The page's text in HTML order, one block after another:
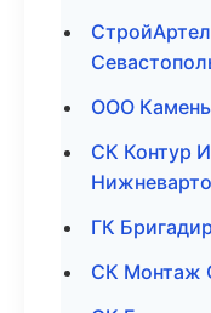
ООО
СК Контур
ГК
СК Монтаж